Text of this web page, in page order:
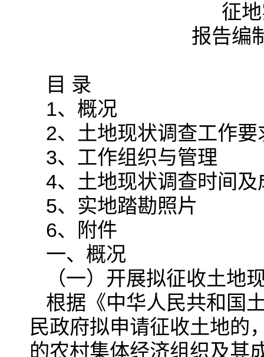
征
报告编
目 录
1、概况
2、土地现状调查工作要
3、工作组织与管理
4、土地现状调查时间及
5、实地踏勘照片
6、附件
一、概况
（一）开展拟征收土地
根据《中华人民共和国
民政府拟申请征收土地的
的农村集体经济组织及其